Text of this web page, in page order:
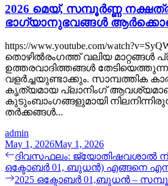
2026 മെയ്, സമ്പൂർണ്ണ
ഭാഗ്യാനുഭവങ്ങൾ
https://www.youtube.com/
തൊഴിൽരംഗത്ത് വലിയ മാറ്റങ്ങൾ
ഉത്തരവാദിത്തങ്ങൾ
വളർച്ചയുണ്ടാക്കും. സാമ്പത്തിക
കൃത്യമായ പ്ലാനിംഗ്
കുടുംബാംഗങ്ങളുമായി
തർക്കങ്ങൾ...
admin
May 1, 2026May 1, 2026
Post
navigation
Previous
post:
ദിവസഫലം: ജ്യോതിഷവശാൽ
ഒക്ടോബർ 01, ബുധൻ) എങ്ങനെ
Next
2025 ഒക്ടോബർ 01,ബുധൻ –